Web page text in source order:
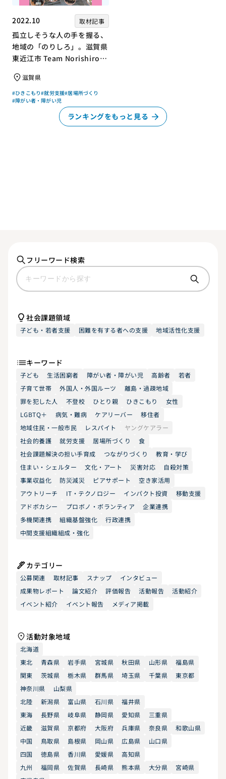
2022.10 取材記事
孤立しそうな人の手を握る、
地域の「のりしろ」。滋賀県
東近江市 Team Norishiroの
滋賀県
#ひきこもり#就労支援#居場所づくり
#障がい者・障がい児
ランキングをもっと見る
フリーワード検索
社会課題領域
子ども・若者支援 困難を有する者への支援 地域活性化支援
キーワード
子ども 生活困窮者 障がい者・障がい児 高齢者
若者
子育て世帯
外国人・外国ルーツ
離島・過疎地域
罪を犯した人
不登校 ひとり親 ひきこもり
女性
LGBTQ＋
病気・難病 ケアリーバー
移住者
地域住民・一般市民
レスパイト
ヤングケアラー
社会的養護
就労支援 居場所づくり
食
社会課題解決の担い手育成
つながりづくり
教育・学び
住まい・シェルター
文化・アート 災害対応
自殺対策
事業収益化
防災減災 ピアサポート
空き家活用
アウトリーチ
IT・テクノロジー インパクト投資
移動支援
アドボカシー
プロボノ・ボランティア
企業連携
多機関連携
組織基盤強化
行政連携
中間支援組織組成・強化
カテゴリー
公募関連 取材記事 スナップ
インタビュー
成果物レポート
論文紹介 評価報告 活動報告
活動紹介
イベント紹介
イベント報告 メディア掲載
活動対象地域
北海道
東北
青森県 岩手県 宮城県 秋田県 山形県
福島県
関東
茨城県 栃木県 群馬県 埼玉県 千葉県
東京都
神奈川県
山梨県
北陸
新潟県 富山県 石川県
福井県
東海
長野県 岐阜県 静岡県 愛知県
三重県
近畿
滋賀県 京都府 大阪府 兵庫県 奈良県
和歌山県
中国
鳥取県 島根県 岡山県 広島県
山口県
四国
徳島県 香川県 愛媛県
高知県
九州
福岡県 佐賀県 長崎県 熊本県 大分県
宮崎県